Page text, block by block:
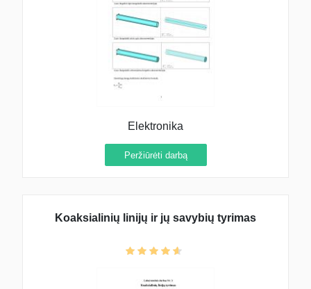
Elektronika
Peržiūrėti darbą
Koaksialinių linijų ir jų savybių tyrimas